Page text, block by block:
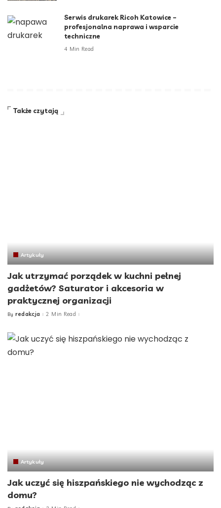
Serwis drukarek Ricoh Katowice –
profesjonalna naprawa i wsparcie
techniczne
4 Min Read
Także czytają
Artykuły
Jak utrzymać porządek w kuchni pełnej
gadżetów? Saturator i akcesoria w
praktycznej organizacji
Posted
By redakcja 2 Min Read
Artykuły
Jak uczyć się hiszpańskiego nie wychodząc z
domu?